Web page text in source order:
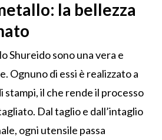
la bellezza
Shureido sono una vera e
Ognuno di essi è realizzato a
stampi, il che rende il processo
Dal taglio e dall’intaglio
ogni utensile passa